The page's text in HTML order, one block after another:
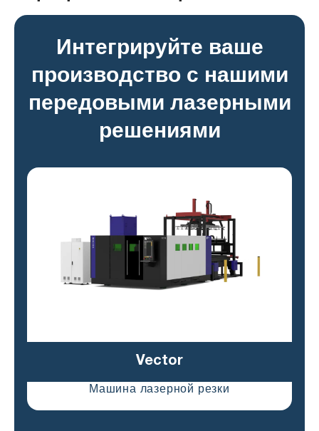
Интегрируйте ваше
производство с нашими
передовыми лазерными
решениями
Vector
Машина лазерной резки